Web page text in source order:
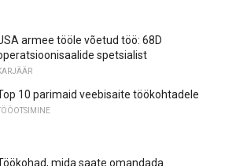
armee tööle võetud töö: 68D
spetsialist
10 parimaid veebisaite töökohtadele
TÖÖOTSIMINE
mida saate omandada